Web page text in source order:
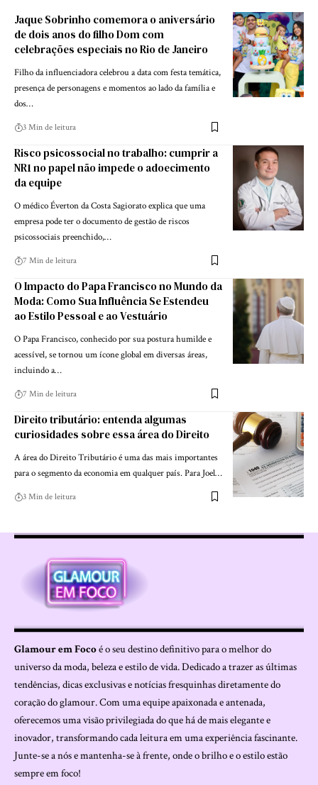
Jaque Sobrinho comemora o aniversário
de dois anos do filho Dom com
celebrações especiais no Rio de Janeiro
Filho da influenciadora celebrou a data com festa temática,
presença de personagens e momentos ao lado da família e
dos…
3 Min de leitura
Risco psicossocial no trabalho: cumprir a
NR1 no papel não impede o adoecimento
da equipe
O médico Éverton da Costa Sagiorato explica que uma
empresa pode ter o documento de gestão de riscos
psicossociais preenchido,…
7 Min de leitura
O Impacto do Papa Francisco no Mundo da
Moda: Como Sua Influência Se Estendeu
ao Estilo Pessoal e ao Vestuário
O Papa Francisco, conhecido por sua postura humilde e
acessível, se tornou um ícone global em diversas áreas,
incluindo a…
7 Min de leitura
Direito tributário: entenda algumas
curiosidades sobre essa área do Direito
A área do Direito Tributário é uma das mais importantes
para o segmento da economia em qualquer país. Para Joel…
3 Min de leitura
Glamour em Focoé o seu destino definitivo para o melhor do
universo da moda, beleza e estilo de vida. Dedicado a trazer as últimas
tendências, dicas exclusivas e notícias fresquinhas diretamente do
coração do glamour. Com uma equipe apaixonada e antenada,
oferecemos uma visão privilegiada do que há de mais elegante e
inovador, transformando cada leitura em uma experiência fascinante.
Junte-se a nós e mantenha-se à frente, onde o brilho e o estilo estão
sempre em foco!